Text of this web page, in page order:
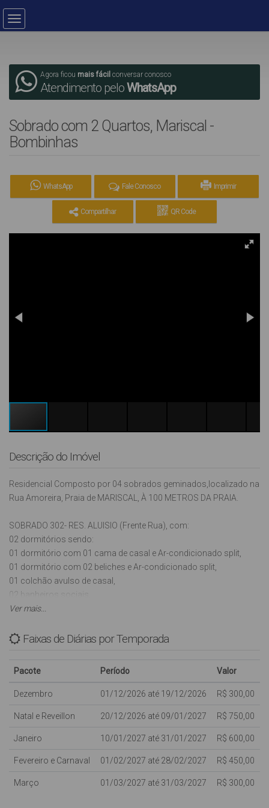
Agora ficou mais fácil conversar conosco
Atendimento peloWhatsApp
Sobrado com 2 Quartos, Mariscal -
Bombinhas
WhatsApp Fale Conosco Imprimir
Compartilhar QR Code
Descrição do Imóvel
Residencial Composto por 04 sobrados geminados,localizado na
Rua Amoreira, Praia de MARISCAL, À 100 METROS DA PRAIA.
SOBRADO 302- RES. ALUISIO (Frente Rua), com:
02 dormitórios sendo:
01 dormitório com 01 cama de casal e Ar-condicionado split,
01 dormitório com 02 beliches e Ar-condicionado split,
01 colchão avulso de casal,
02 banheiros sociais,
Sacada,
Cozinha com utensílios básicos, microondas, forno elétrico e
INTERNET WI-FI (sujeito a oscilações e indisponibilidades,
INCLUSA NO VALOR DA DIÁRIA),
Aceita-se Animais de estimação de pequeno porte.
Com capacidade para: 08 pessoas, sendo 02 pessoas em
Ver mais...
Faixas de Diárias por Temporada
Pacote Período Valor
Dezembro 01/12/2026 até 19/12/2026 R$ 300,00
Natal e Reveillon 20/12/2026 até 09/01/2027 R$ 750,00
Janeiro 10/01/2027 até 31/01/2027 R$ 600,00
Fevereiro e Carnaval 01/02/2027 até 28/02/2027 R$ 450,00
Março 01/03/2027 até 31/03/2027 R$ 300,00